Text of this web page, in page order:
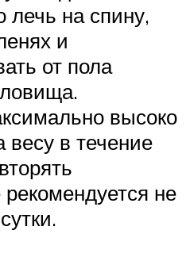
на спину,
и
от пола
высоко
весу в течение
не